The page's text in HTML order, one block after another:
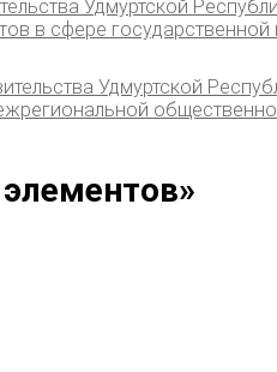
Удмуртской
в сфере государственной
Удмуртской